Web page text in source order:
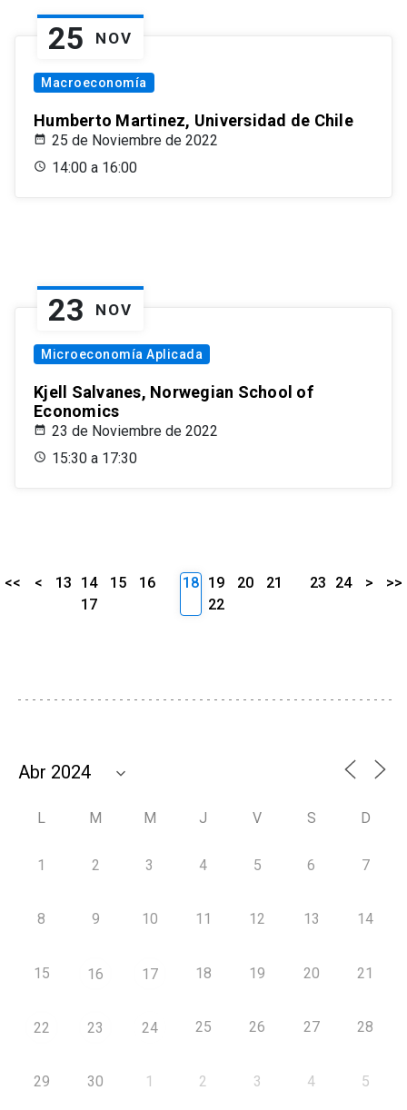
25 NOV
Macroeconomía
Humberto Martinez, Universidad de Chile
25 de Noviembre de 2022
14:00 a 16:00
23 NOV
Microeconomía Aplicada
Kjell Salvanes, Norwegian School of
Economics
23 de Noviembre de 2022
15:30 a 17:30
<< < 13 14 15
16
17
18 19 20
21
22
23 24 > >>
L M M J V S D
1 2 3 4 5 6 7
8 9 10 11 12 13 14
15 16 17 18 19 20 21
22 23 24 25 26 27 28
29 30 1 2 3 4 5